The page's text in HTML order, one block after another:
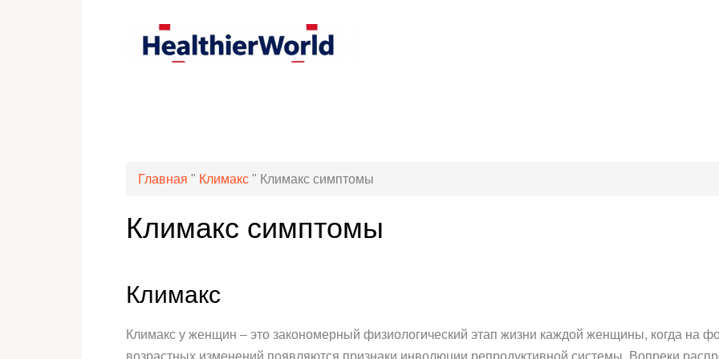
Главная " Климакс " Климакс симптомы
Климакс симптомы
Климакс
Климакс у женщин – это закономерный физиологический этап жизни каждой женщины, когда на
возрастных изменений появляются признаки инволюции репродуктивной системы. Вопреки